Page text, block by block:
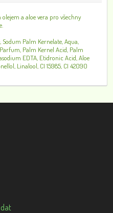
a aloe vera pro všechny
Palm Kernelate, Aqua,
Palm Kernel Acid, Palm
EDTA, Etidronic Acid, Aloe
Linalool, CI 15985, CI 42090